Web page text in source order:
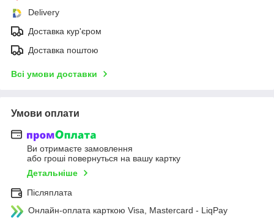
Delivery
Доставка кур'єром
Доставка поштою
Всі умови доставки
Умови оплати
Ви отримаєте замовлення
або гроші повернуться на вашу картку
Детальніше
Післяплата
Онлайн-оплата карткою Visa, Mastercard - LiqPay